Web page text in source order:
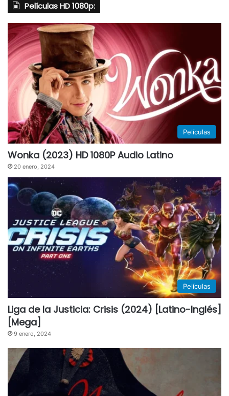
Películas HD 1080p:
Películas
Wonka (2023) HD 1080P Audio Latino
20 enero, 2024
Películas
Liga de la Justicia: Crisis (2024) [Latino-Inglés]
[Mega]
9 enero, 2024